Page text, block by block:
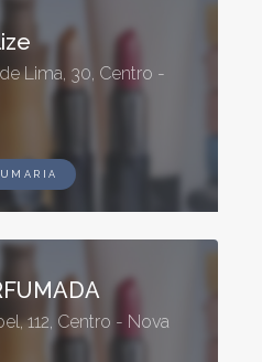
Lima, 30, Centro -
112, Centro - Nova